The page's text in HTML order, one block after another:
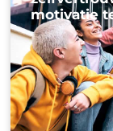
motivatie